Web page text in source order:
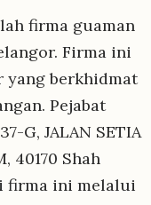
firma guaman
Firma ini
yang berkhidmat
Pejabat
G, JALAN SETIA
40170 Shah
firma ini melalui